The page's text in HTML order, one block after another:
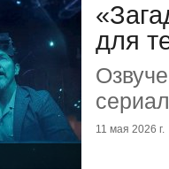
для
11 мая 2026 г.